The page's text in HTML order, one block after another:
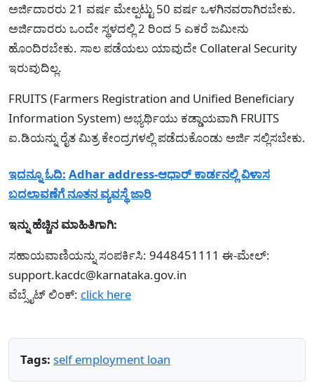
ಅರ್ಜಿದಾರರು 21 ವರ್ಷ ಮೇಲ್ಪಟ್ಟು 50 ವರ್ಷ ಒಳಗಿನವರಾಗಿರಬೇಕು.
ಅರ್ಜಿದಾರರು ಒಂದೇ ಸ್ಥಳದಲ್ಲಿ 2 ರಿಂದ 5 ಎಕರೆ ಜಮೀನು
ಹೊಂದಿರಬೇಕು. ಸಾಲ ಪಡೆಯಲು ಯಾವುದೇ Collateral Security
ಇರುವುದಿಲ್ಲ.
FRUITS (Farmers Registration and Unified Beneficiary
Information System) ಅಭ್ಯರ್ಥಿಯು ಕಡ್ಡಾಯವಾಗಿ FRUITS
ಐ.ಡಿಯನ್ನು ರೈತ ಮಿತ್ರ ಕೇಂದ್ರಗಳಲ್ಲಿ ಪಡೆದುಕೊಂಡು ಅರ್ಜಿ ಸಲ್ಲಿಸಬೇಕು.
ಇದನ್ನೂ ಓದಿ: Adhar address-ಆಧಾರ್ ಕಾರ್ಡನಲ್ಲಿ ವಿಳಾಸ
ಬದಲಾವಣೆಗೆ ನೂತನ ವ್ಯವಸ್ಥೆ ಜಾರಿ
ಇನ್ನು ಹೆಚ್ಚಿನ ಮಾಹಿತಿಗಾಗಿ:
ಸಹಾಯವಾಣಿಯನ್ನು ಸಂಪರ್ಕಿಸಿ: 9448451111 ಈ-ಮೇಲ್:
support.kacdc@karnataka.gov.in
ವೆಬ್ಸೈಟ್ ಲಿಂಕ್: click here
Tags: self employment loan